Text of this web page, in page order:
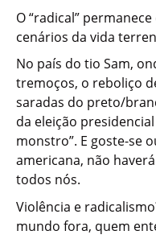
O “radical”
cenários da vida
No país do tio Sam,
tremoços, o reboliço
saradas do preto/
da eleição
monstro”. E goste-se
americana, não
todos nós.
Violência e
mundo fora, quem